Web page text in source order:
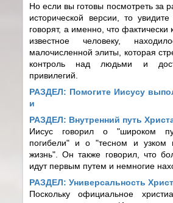
Но если вы готовы посмотреть за
исторической версии, то
говорят, а именно, что фактически
известное человеку,
малочисленной элиты, которая
контроль над людьми и
привилегий.
РАЗДЕЛ: Помогите Иисусу
и
РАЗДЕЛ: Внутренний путь
Иисус говорил о "широком
погибели" и о "тесном и узком
жизнь". Он также говорил, что
идут первым путем и немногие
РАЗДЕЛ: Универсальность
Поскольку официальное